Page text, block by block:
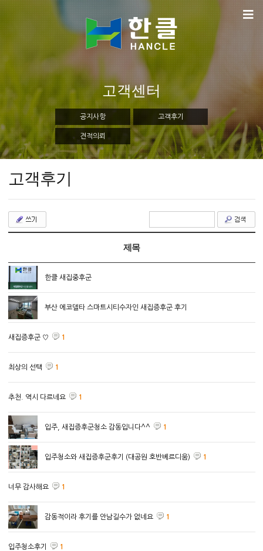
고객센터
공지사항 고객후기
견적의뢰
고객후기
제목
한클 새집중후군
부산 에코델타 스마트시티수자인 새집증후군 후기
새집증후군 ♡ 1
최상의 선택 1
추천. 역시 다르네요 1
입주, 새집증후군청소 감동입니다^^ 1
입주청소와 새집증후군후기 (대공원 호반베르디움) 1
너무 감사해요 1
감동적이라 후기를 안남길수가 없네요 1
입주청소후기 1